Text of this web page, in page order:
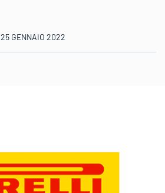
25 GENNAIO 2022